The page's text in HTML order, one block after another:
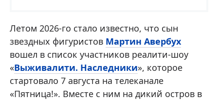
Летом 2026-го стало известно, что сын
звездных фигуристов Мартин Авербух
вошел в список участников реалити-шоу
«Выживалити. Наследники», которое
стартовало 7 августа на телеканале
«Пятница!». Вместе с ним на дикий остров в